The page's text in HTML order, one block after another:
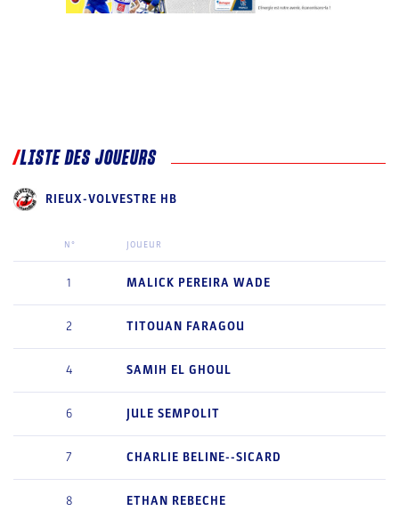
LISTE DES JOUEURS
RIEUX-VOLVESTRE HB
N° JOUEUR
1 MALICK PEREIRA WADE
2 TITOUAN FARAGOU
4 SAMIH EL GHOUL
6 JULE SEMPOLIT
7 CHARLIE BELINE--SICARD
8 ETHAN REBECHE